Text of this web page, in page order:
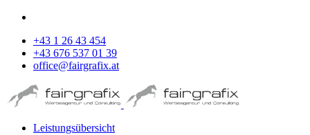
+43 1 26 43 454
+43 676 537 01 39
office@fairgrafix.at
Leistungsübersicht